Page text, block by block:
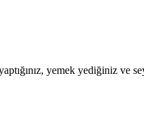
yemek yediğiniz ve